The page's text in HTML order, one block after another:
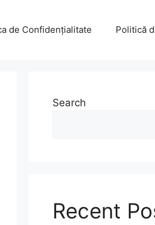
de Confidențialitate Politică
Search
Recent